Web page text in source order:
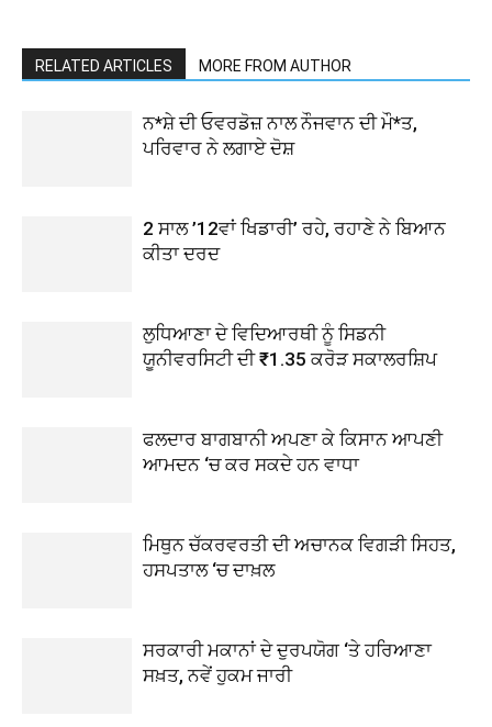
RELATED ARTICLES MORE FROM AUTHOR
ਨ*ਸ਼ੇ ਦੀ ਓਵਰਡੋਜ਼ ਨਾਲ ਨੌਜਵਾਨ ਦੀ ਮੌ*ਤ,
ਪਰਿਵਾਰ ਨੇ ਲਗਾਏ ਦੋਸ਼
2 ਸਾਲ ’12ਵਾਂ ਖਿਡਾਰੀ’ ਰਹੇ, ਰਹਾਣੇ ਨੇ ਬਿਆਨ
ਕੀਤਾ ਦਰਦ
ਲੁਧਿਆਣਾ ਦੇ ਵਿਦਿਆਰਥੀ ਨੂੰ ਸਿਡਨੀ
ਯੂਨੀਵਰਸਿਟੀ ਦੀ ₹1.35 ਕਰੋੜ ਸਕਾਲਰਸ਼ਿਪ
ਫਲਦਾਰ ਬਾਗਬਾਨੀ ਅਪਣਾ ਕੇ ਕਿਸਾਨ ਆਪਣੀ
ਆਮਦਨ ‘ਚ ਕਰ ਸਕਦੇ ਹਨ ਵਾਧਾ
ਮਿਥੁਨ ਚੱਕਰਵਰਤੀ ਦੀ ਅਚਾਨਕ ਵਿਗੜੀ ਸਿਹਤ,
ਹਸਪਤਾਲ ‘ਚ ਦਾਖ਼ਲ
ਸਰਕਾਰੀ ਮਕਾਨਾਂ ਦੇ ਦੁਰਪਯੋਗ ‘ਤੇ ਹਰਿਆਣਾ
ਸਖ਼ਤ, ਨਵੇਂ ਹੁਕਮ ਜਾਰੀ